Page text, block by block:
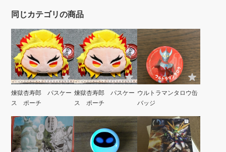
同じカテゴリの商品
煉獄杏寿郎 パスケー
ス ポーチ
煉獄杏寿郎 パスケー
ス ポーチ
ウルトラマンタロウ缶
バッジ